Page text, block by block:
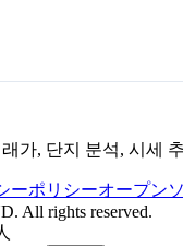
가, 단지 분석, 시세
ーポリシーオープン
All rights reserved.